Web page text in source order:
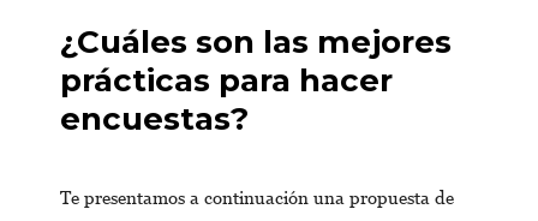
¿Cuáles son las mejores
prácticas para hacer
encuestas?
Te presentamos a continuación una propuesta de